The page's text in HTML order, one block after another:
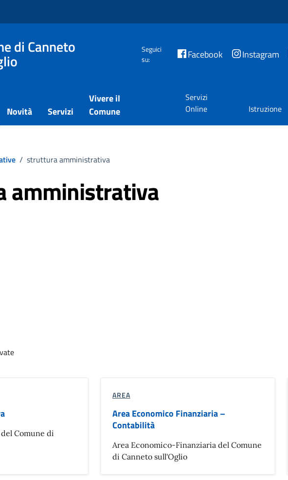
di Canneto
Seguici
su:
Facebook Instagram
Novità Servizi
Vivere il
Comune
Servizi
Online
Istruzione
/ struttura amministrativa
amministrativa
Comune di
AREA
Area Economico Finanziaria –
Contabilità
Area Economico-Finanziaria del Comune
di Canneto sull'Oglio